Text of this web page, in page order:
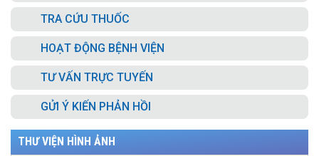
TRA CỨU THUỐC
HOẠT ĐỘNG BỆNH VIỆN
TƯ VẤN TRỰC TUYẾN
GỬI Ý KIẾN PHẢN HỒI
THƯ VIỆN HÌNH ẢNH